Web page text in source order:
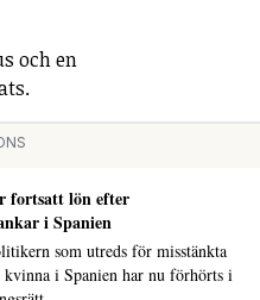
och en
fortsatt lön efter
i Spanien
som utreds för misstänkta
i Spanien har nu förhörts i